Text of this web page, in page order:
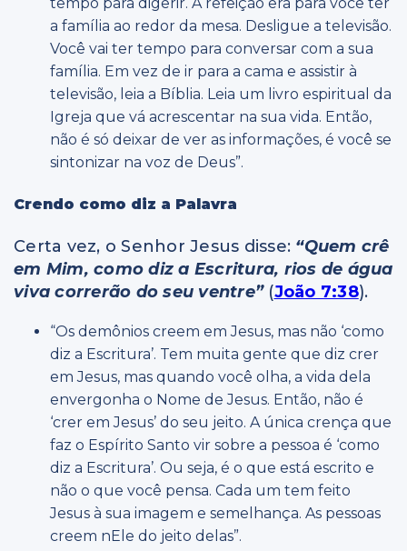
a família ao redor da mesa. Desligue a televisão.
Você vai ter tempo para conversar com a sua
família. Em vez de ir para a cama e assistir à
televisão, leia a Bíblia. Leia um livro espiritual da
Igreja que vá acrescentar na sua vida. Então,
não é só deixar de ver as informações, é você se
sintonizar na voz de Deus”.
Crendo como diz a Palavra
Certa vez, o Senhor Jesus disse: “Quem crê
em Mim, como diz a Escritura, rios de água
viva correrão do seu ventre”(João 7:38).
“Os demônios creem em Jesus, mas não ‘como
diz a Escritura’. Tem muita gente que diz crer
em Jesus, mas quando você olha, a vida dela
envergonha o Nome de Jesus. Então, não é
‘crer em Jesus’ do seu jeito. A única crença que
faz o Espírito Santo vir sobre a pessoa é ‘como
diz a Escritura’. Ou seja, é o que está escrito e
não o que você pensa. Cada um tem feito
Jesus à sua imagem e semelhança. As pessoas
creem nEle do jeito delas”.